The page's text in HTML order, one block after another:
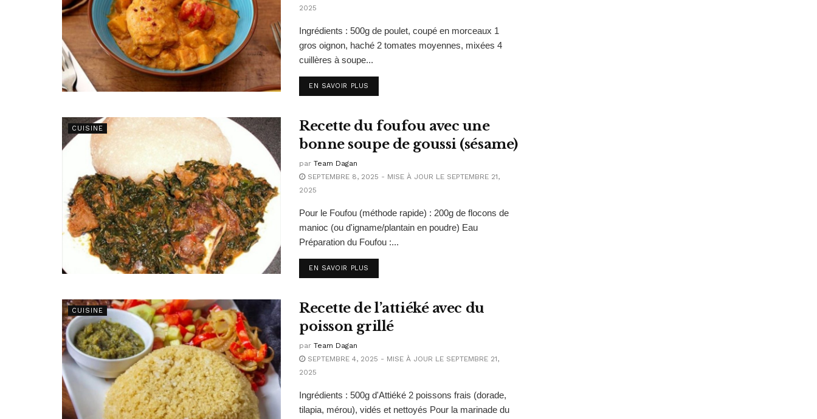
2025
Ingrédients : 500g de poulet, coupé en morceaux 1
gros oignon, haché 2 tomates moyennes, mixées 4
cuillères à soupe...
EN SAVOIR PLUS
CUISINE
Recette du foufou avec une
bonne soupe de goussi (sésame)
par Team Dagan
SEPTEMBRE 8, 2025 - MISE À JOUR LE SEPTEMBRE 21,
2025
Pour le Foufou (méthode rapide) : 200g de flocons de
manioc (ou d'igname/plantain en poudre) Eau
Préparation du Foufou :...
EN SAVOIR PLUS
CUISINE
Recette de l’attiéké avec du
poisson grillé
par Team Dagan
SEPTEMBRE 4, 2025 - MISE À JOUR LE SEPTEMBRE 21,
2025
Ingrédients : 500g d'Attiéké 2 poissons frais (dorade,
tilapia, mérou), vidés et nettoyés Pour la marinade du